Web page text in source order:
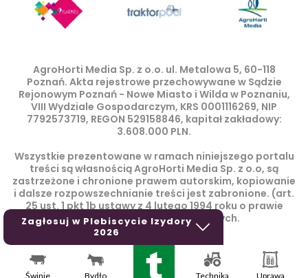
Zagłosuj w Plebiscycie Izydory
2026
AgroHorti Media Sp. z o.o. ul. Metalowa 5, 60-118
Poznań. Akta rejestrowe przechowywane w Sądzie
Rejonowym Poznań - Nowe Miasto i Wilda w Poznaniu,
VIII Wydziale Gospodarczym, KRS 0001116269, NIP
7792573719, REGON 529158846, kapitał zakładowy:
3.608.000 PLN.
Wszystkie prezentowane w ramach niniejszego portalu
treści są własnością AgroHorti Media Sp. z o.o, są
zastrzeżone i chronione prawem autorskim, kopiowanie
i dalsze rozpowszechnianie treści jest zabronione. (art.
25 ust. 1 pkt 1b ustawy z 4 lutego 1994 roku o prawie
autorskim i prawach pokrewnych.
Świnie Bydło Technika Uprawa